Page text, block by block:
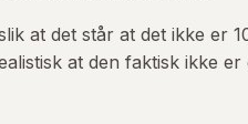
at det står at det ikke
at den faktisk ikke